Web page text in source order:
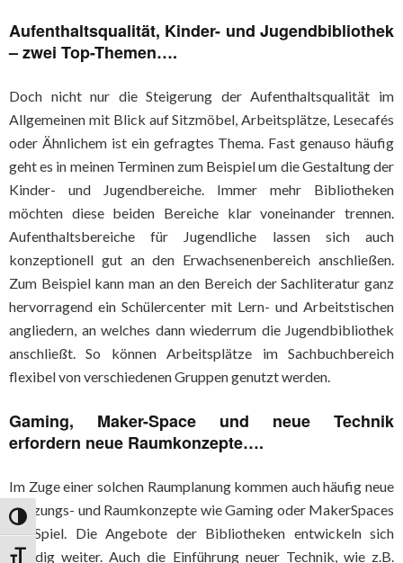
Umschalten auf hohe Kontraste
Schrift vergrößern
Aufenthaltsqualität, Kinder- und Jugendbibliothek
– zwei Top-Themen….
Doch nicht nur die Steigerung der Aufenthaltsqualität im
Allgemeinen mit Blick auf Sitzmöbel, Arbeitsplätze, Lesecafés
oder Ähnlichem ist ein gefragtes Thema. Fast genauso häufig
geht es in meinen Terminen zum Beispiel um die Gestaltung der
Kinder- und Jugendbereiche. Immer mehr Bibliotheken
möchten diese beiden Bereiche klar voneinander trennen.
Aufenthaltsbereiche für Jugendliche lassen sich auch
konzeptionell gut an den Erwachsenenbereich anschließen.
Zum Beispiel kann man an den Bereich der Sachliteratur ganz
hervorragend ein Schülercenter mit Lern- und Arbeitstischen
angliedern, an welches dann wiederrum die Jugendbibliothek
anschließt. So können Arbeitsplätze im Sachbuchbereich
flexibel von verschiedenen Gruppen genutzt werden.
Gaming, Maker-Space und neue Technik
erfordern neue Raumkonzepte….
Im Zuge einer solchen Raumplanung kommen auch häufig neue
Nutzungs- und Raumkonzepte wie Gaming oder MakerSpaces
ins Spiel. Die Angebote der Bibliotheken entwickeln sich
ständig weiter. Auch die Einführung neuer Technik, wie z.B.